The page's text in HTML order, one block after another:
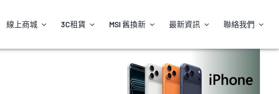
線上商城 3C租賃 MSI 舊換新 最新資訊 聯絡我們